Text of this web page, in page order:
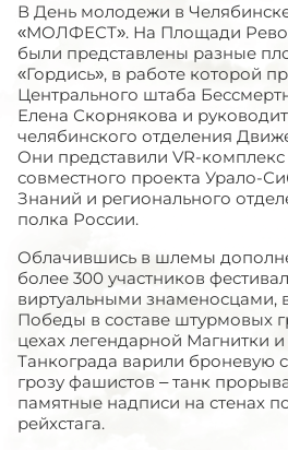
В День молодежи в
«МОЛФЕСТ». На Площади
были представлены разные
«Гордись», в работе которой
Центрального штаба
Елена Скорнякова и
челябинского отделения
Они представили VR-
совместного проекта Урало-
Знаний и регионального
полка России.
Облачившись в шлемы
более 300 участников
виртуальными
Победы в составе штурмовых
цехах легендарной Магнитки
Танкограда варили броневую
грозу фашистов – танк
памятные надписи на стенах
рейхстага.